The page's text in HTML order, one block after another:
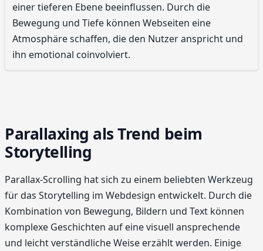
einer tieferen Ebene beeinflussen. Durch die
Bewegung und Tiefe können Webseiten eine
Atmosphäre schaffen, die den Nutzer anspricht und
ihn emotional coinvolviert.
Parallaxing als Trend beim
Storytelling
Parallax-Scrolling hat sich zu einem beliebten Werkzeug
für das Storytelling im Webdesign entwickelt. Durch die
Kombination von Bewegung, Bildern und Text können
komplexe Geschichten auf eine visuell ansprechende
und leicht verständliche Weise erzählt werden. Einige